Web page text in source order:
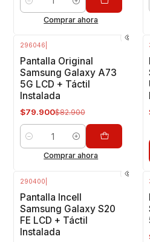
Cantidad
Comprar ahora
296046
Pantalla Original
Samsung Galaxy A73
5G LCD + Táctil
Instalada
$79.900$82.900
Cantidad
Comprar ahora
290400
Pantalla Incell
Samsung Galaxy S20
FE LCD + Táctil
Instalada